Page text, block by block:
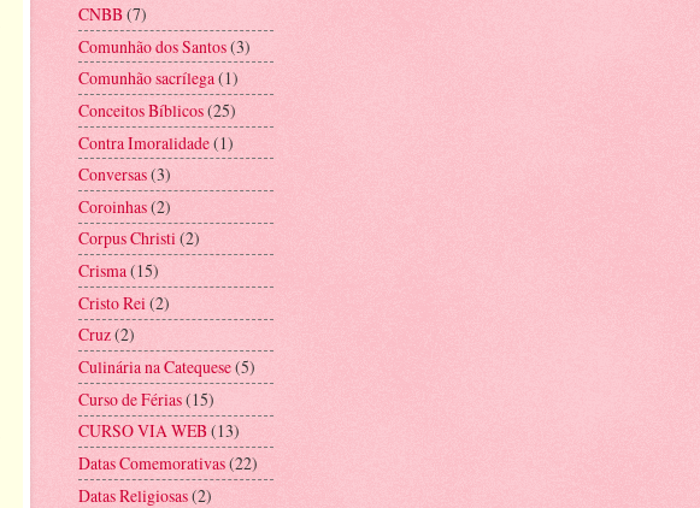
CNBB(7)
Comunhão dos Santos(3)
Comunhão sacrílega(1)
Conceitos Bíblicos(25)
Contra Imoralidade(1)
Conversas(3)
Coroinhas(2)
Corpus Christi(2)
Crisma(15)
Cristo Rei (2)
Cruz(2)
Culinária na Catequese(5)
Curso de Férias(15)
CURSO VIA WEB(13)
Datas Comemorativas(22)
Datas Religiosas(2)